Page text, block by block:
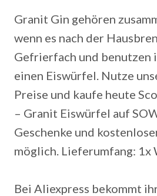
Granit Gin gehören
wenn es nach der
Gefrierfach und benutzen
einen Eiswürfel. Nutze
Preise und kaufe heute
– Granit Eiswürfel auf
Geschenke und
möglich. Lieferumfang: 1x
Bei Aliexpress bekommt